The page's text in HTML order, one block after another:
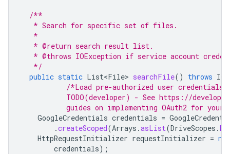
/**
   * Search for specific set of files.
   *
   * @return search result list.
* @throws IOException if service account
   */
public static List<File> searchFile() throws
/*Load pre-authorized user credentials
TODO(developer) - See https://
guides on implementing OAuth2 for your
GoogleCredentials credentials =
.createScoped(Arrays .asList(DriveScopes .
HttpRequestInitializer requestInitializer = new
credentials);